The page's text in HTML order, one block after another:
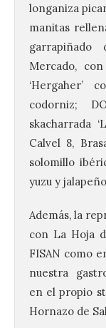
longaniza
manitas
Mercado,
‘Hergaher’
codorniz;
skacharrada
Calvel 8,
solomillo
yuzu y
Además, la
con La Hoja
FISAN como
nuestra
en el propio
Hornazo de
de Dulces
Gradefes
7 Ago 2026